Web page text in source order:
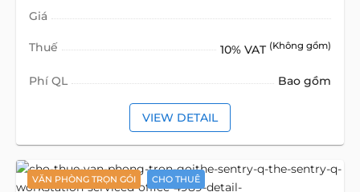
Giá
Thuế 10% VAT (Không gồm)
Phí QL Bao gồm
VIEW DETAIL
VĂN PHÒNG TRỌN GÓI CHO THUÊ